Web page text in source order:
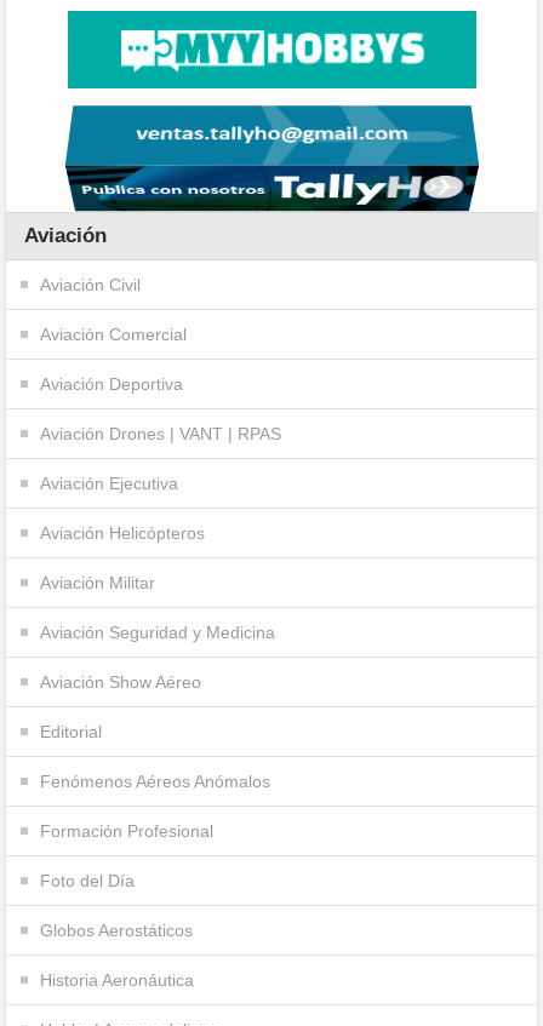
Aviación
Aviación Civil
Aviación Comercial
Aviación Deportiva
Aviación Drones | VANT | RPAS
Aviación Ejecutiva
Aviación Helicópteros
Aviación Militar
Aviación Seguridad y Medicina
Aviación Show Aéreo
Editorial
Fenómenos Aéreos Anómalos
Formación Profesional
Foto del Día
Globos Aerostáticos
Historia Aeronáutica